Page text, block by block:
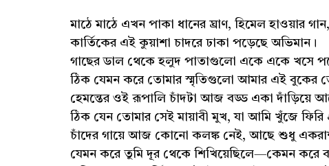
মাঠে মাঠে এখন পাকা ধানের ঘ্রাণ, হিমেল হাওয়ার গান,
কার্তিকের এই কুয়াশা চাদরে ঢাকা পড়েছে অভিমান।
গাছের ডাল থেকে হলুদ পাতাগুলো একে একে খসে
ঠিক যেমন করে তোমার স্মৃতিগুলো আমার এই বুকের
হেমন্তের ওই রূপালি চাঁদটা আজ বড্ড একা দাঁড়িয়ে
ঠিক যেন তোমার সেই মায়াবী মুখ, যা আমি খুঁজে ফিরি
চাঁদের গায়ে আজ কোনো কলঙ্ক নেই, আছে শুধু
যেমন করে তুমি দূর থেকে শিখিয়েছিলে—কেমন করে